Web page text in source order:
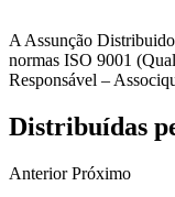
A Assunção
normas ISO 9001
Responsável –
Distribuídas
Anterior Próximo